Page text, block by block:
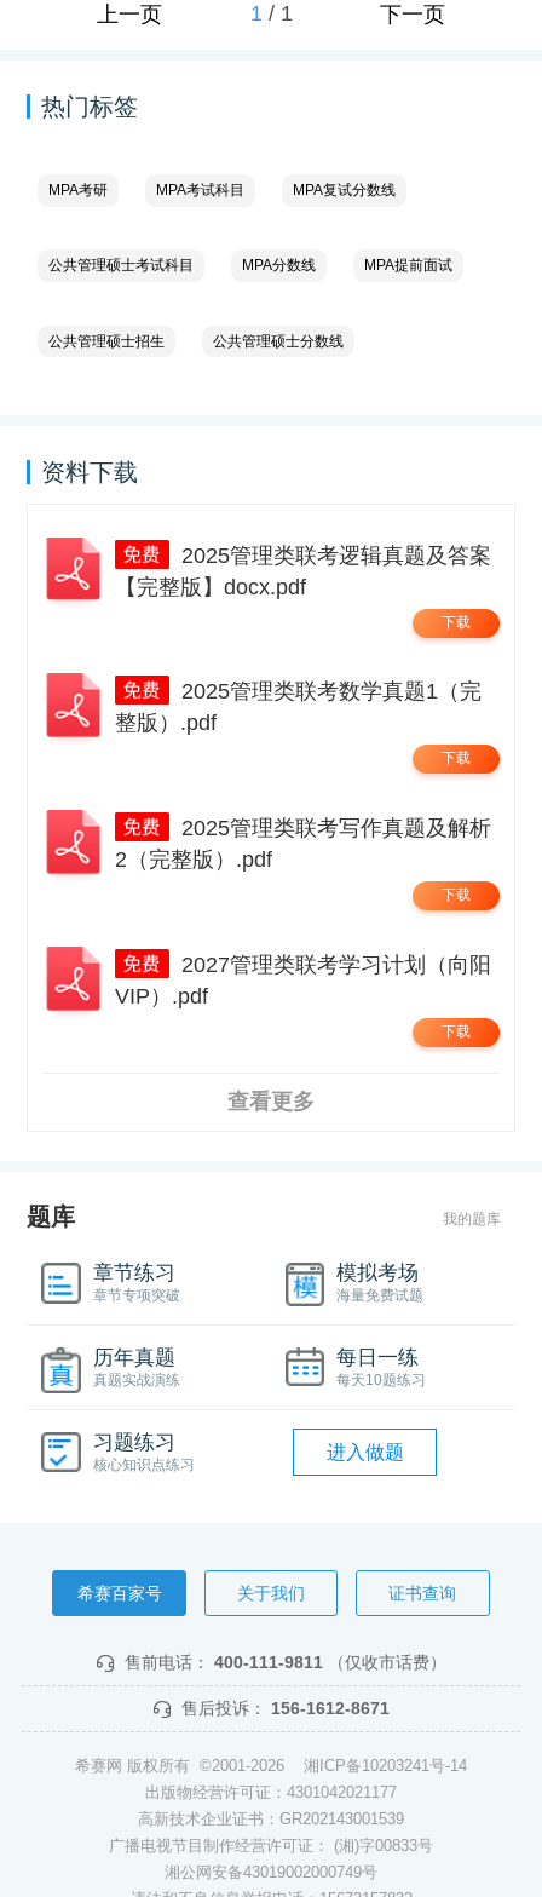
上一页 1 / 1 下一页
热门标签
MPA考研 MPA考试科目 MPA复试分数线
公共管理硕士考试科目 MPA分数线 MPA提前面试
公共管理硕士招生 公共管理硕士分数线
资料下载
【完整版】docx.pdf
下载
整版）.pdf
下载
2（完整版）.pdf
下载
VIP）.pdf
下载
查看更多
题库 我的题库
章节练习
章节专项突破
模拟考场
海量免费试题
历年真题
真题实战演练
每日一练
每天10题练习
习题练习
核心知识点练习
进入做题
希赛百家号 关于我们 证书查询
售前电话： 400-111-9811 （仅收市话费）
售后投诉： 156-1612-8671
希赛网 版权所有 ©2001-2026 湘ICP备10203241号-14
出版物经营许可证：4301042021177
高新技术企业证书：GR202143001539
广播电视节目制作经营许可证： (湘)字00833号
湘公网安备43019002000749号